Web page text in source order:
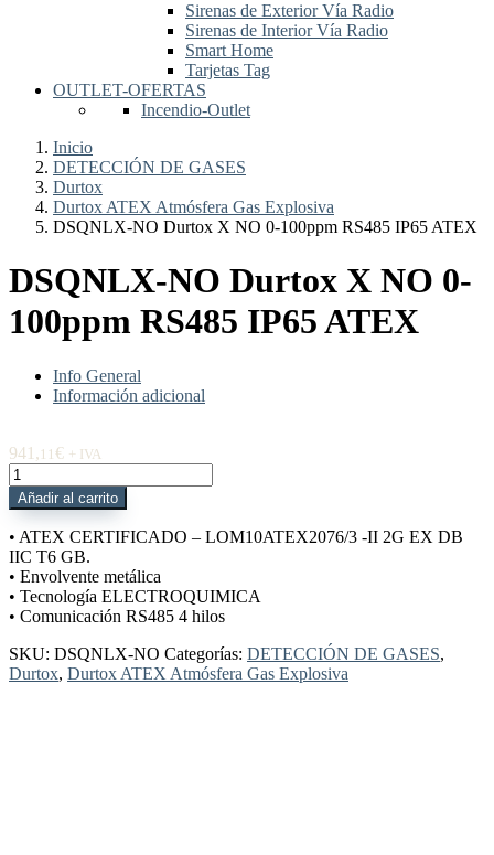
Sirenas de Exterior Vía Radio
Sirenas de Interior Vía Radio
Smart Home
Tarjetas Tag
OUTLET-OFERTAS
Incendio-Outlet
Inicio
DETECCIÓN DE GASES
Durtox
Durtox ATEX Atmósfera Gas Explosiva
DSQNLX-NO Durtox X NO 0-100ppm RS485 IP65 ATEX
DSQNLX-NO Durtox X NO 0-
100ppm RS485 IP65 ATEX
Info General
Información adicional
941, 11 € + IVA
DSQNLX-
NO
Durtox
X
NO
0-
100ppm
RS485
ATEX
cantidad
Añadir al carrito
• ATEX CERTIFICADO – LOM10ATEX2076/3 -II 2G EX DB
IIC T6 GB.
• Envolvente metálica
• Tecnología ELECTROQUIMICA
• Comunicación RS485 4 hilos
SKU: DSQNLX-NO Categorías: DETECCIÓN DE GASES,
Durtox, Durtox ATEX Atmósfera Gas Explosiva